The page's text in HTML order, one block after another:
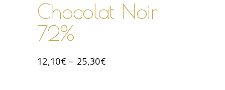
Chocolat Noir
72%
12,10€– 25,30€